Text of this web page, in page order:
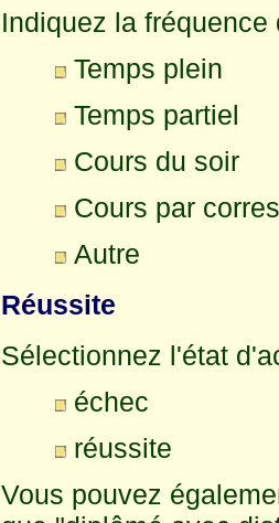
Indiquez la
Temps plein
Temps partiel
Cours du soir
Cours par
Autre
Réussite
Sélectionnez l'état
échec
réussite
Vous pouvez